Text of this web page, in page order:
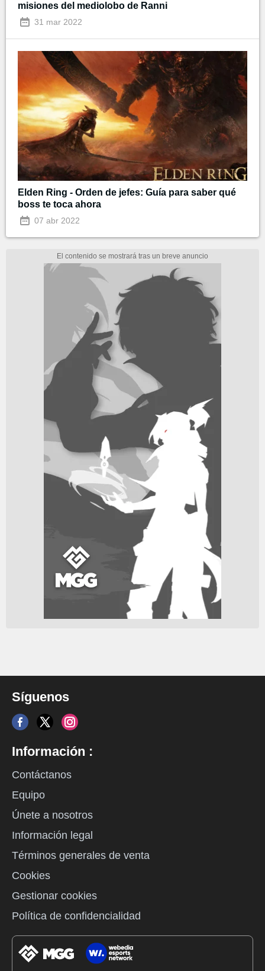
misiones del mediolobo de Ranni
31 mar 2022
Elden Ring - Orden de jefes: Guía para saber qué
boss te toca ahora
07 abr 2022
Síguenos
Información :
Contáctanos
Equipo
Únete a nosotros
Información legal
Términos generales de venta
Cookies
Gestionar cookies
Política de confidencialidad